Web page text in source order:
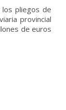
los pliegos de
provincial
de euros